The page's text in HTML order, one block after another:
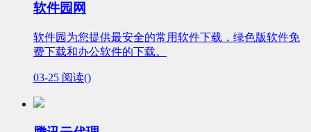
软件园网
软件园为您提供最安全的常用软件下载，绿色版软件免
费下载和办公软件的下载。
03-25 阅读()